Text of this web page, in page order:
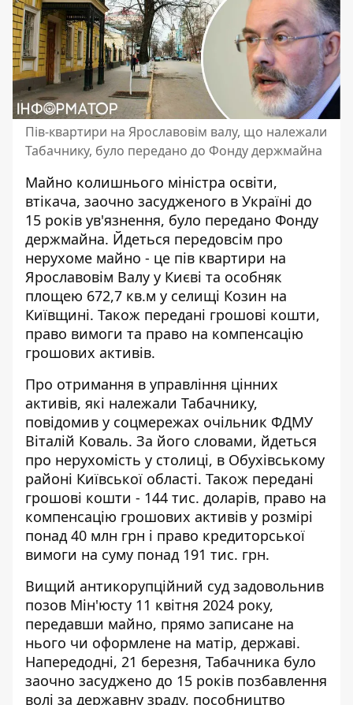
Пів-квартири на Ярославовім валу, що належали
Табачнику, було передано до Фонду держмайна
Майно колишнього міністра освіти,
втікача, заочно засудженого в Україні до
15 років ув'язнення, було передано Фонду
держмайна. Йдеться передовсім про
нерухоме майно - це пів квартири на
Ярославовім Валу у Києві та особняк
площею 672,7 кв.м у селищі Козин на
Київщині. Також передані грошові кошти,
право вимоги та право на компенсацію
грошових активів.
Про отримання в управління цінних
активів, які належали Табачнику,
повідомив у соцмережах очільник ФДМУ
Віталій Коваль. За його словами, йдеться
про нерухомість у столиці, в Обухівському
районі Київської області. Також передані
грошові кошти - 144 тис. доларів, право на
компенсацію грошових активів у розмірі
понад 40 млн грн і право кредиторської
вимоги на суму понад 191 тис. грн.
Вищий антикорупційний суд задовольнив
позов Мін'юсту 11 квітня 2024 року,
передавши майно, прямо записане на
нього чи оформлене на матір, державі.
Напередодні, 21 березня, Табачника було
заочно засуджено до 15 років позбавлення
волі за державну зраду, пособництво